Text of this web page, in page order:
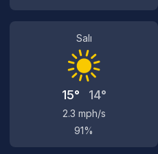
Salı
15° 14°
2.3 mph/s
91%